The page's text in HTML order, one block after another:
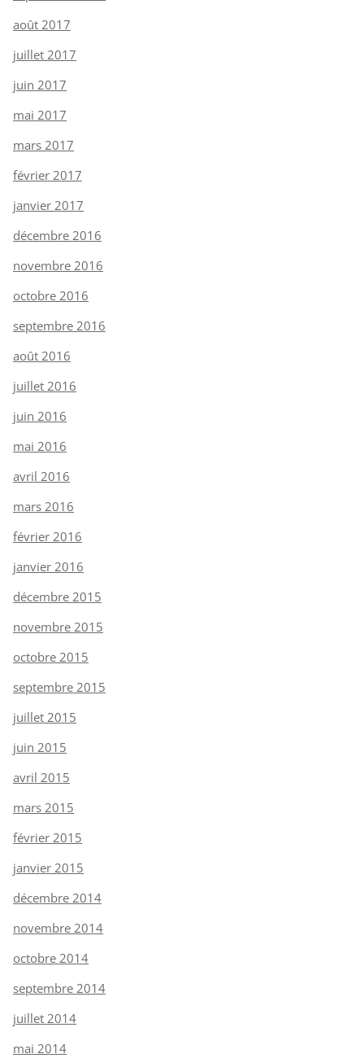
août 2017
juillet 2017
juin 2017
mai 2017
mars 2017
février 2017
janvier 2017
décembre 2016
novembre 2016
octobre 2016
septembre 2016
août 2016
juillet 2016
juin 2016
mai 2016
avril 2016
mars 2016
février 2016
janvier 2016
décembre 2015
novembre 2015
octobre 2015
septembre 2015
juillet 2015
juin 2015
avril 2015
mars 2015
février 2015
janvier 2015
décembre 2014
novembre 2014
octobre 2014
septembre 2014
juillet 2014
mai 2014